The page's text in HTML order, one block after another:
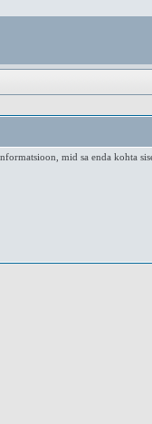
mid sa enda kohta